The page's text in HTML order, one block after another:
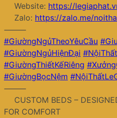
Website: https://
Zalo: https://zalo.me/
⸻
#GiườngNgủTheoYêuCầu
#GiườngNgủHiệnĐại
#GiườngThiếtKếRiêng
#GiườngBọcNệm
⸻
CUSTOM BEDS –
FOR COMFORT